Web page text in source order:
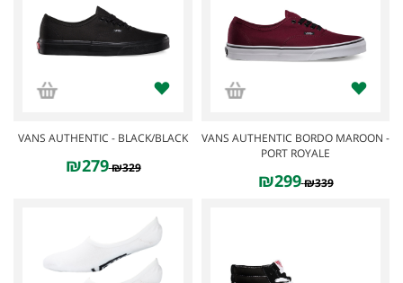
VANS AUTHENTIC BORDO MAROON -
PORT ROYALE
₪339
₪299
VANS AUTHENTIC - BLACK/BLACK
₪329
₪279